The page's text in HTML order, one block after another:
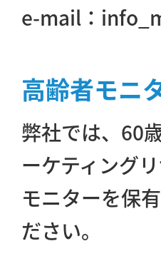
e-mail：
高齢者モニ
弊社では、60
ーケティング
モニターを保
ださい。